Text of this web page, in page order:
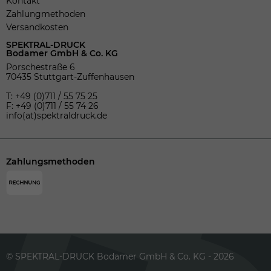
Zahlungmethoden
Versandkosten
SPEKTRAL-DRUCK
Bodamer GmbH & Co. KG
Porschestraße 6
70435 Stuttgart-Zuffenhausen
T: +49 (0)711 / 55 75 25
F: +49 (0)711 / 55 74 26
info(at)spektraldruck.de
Zahlungsmethoden
© SPEKTRAL-DRUCK Bodamer GmbH & Co. KG - 2026